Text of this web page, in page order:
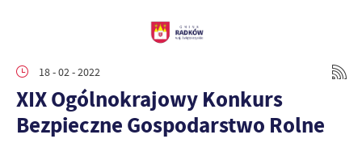
18 - 02 - 2022
XIX Ogólnokrajowy Konkurs
Bezpieczne Gospodarstwo Rolne